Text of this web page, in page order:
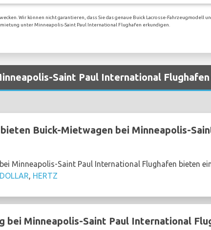
Wir können nicht garantieren, dass Sie das genaue Buick Lacrosse-Fahrzeugmodell
unter Minneapolis-Saint Paul International Flughafen erkundigen.
Saint Paul International Flughafen
Buick-Mietwagen bei Minneapolis-
Minneapolis-Saint Paul International Flughafen bieten
DOLLAR, HERTZ
bei Minneapolis-Saint Paul International